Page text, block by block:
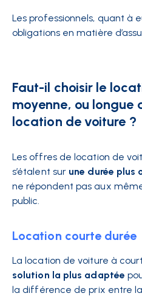
Les professionnels, quant à
obligations en matière
Faut-il choisir le
moyenne, ou longue
location de voiture ?
Les offres de location de
s’étalent sur une durée plus
ne répondent pas aux
public.
Location courte durée
La location de voiture à
solution la plus adaptée
la différence de prix entre